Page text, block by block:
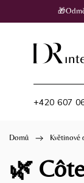
+420 607
Domů / Květinové
🌿